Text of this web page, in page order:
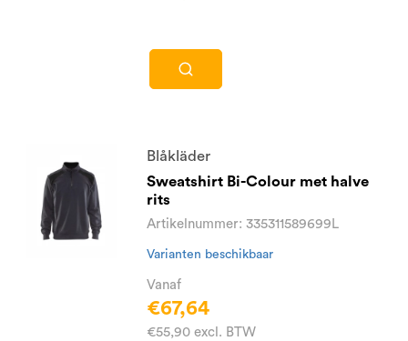
Blåkläder
Sweatshirt Bi-Colour met halve
rits
Artikelnummer: 335311589699L
Varianten beschikbaar
Vanaf
€67,64
€55,90 excl. BTW